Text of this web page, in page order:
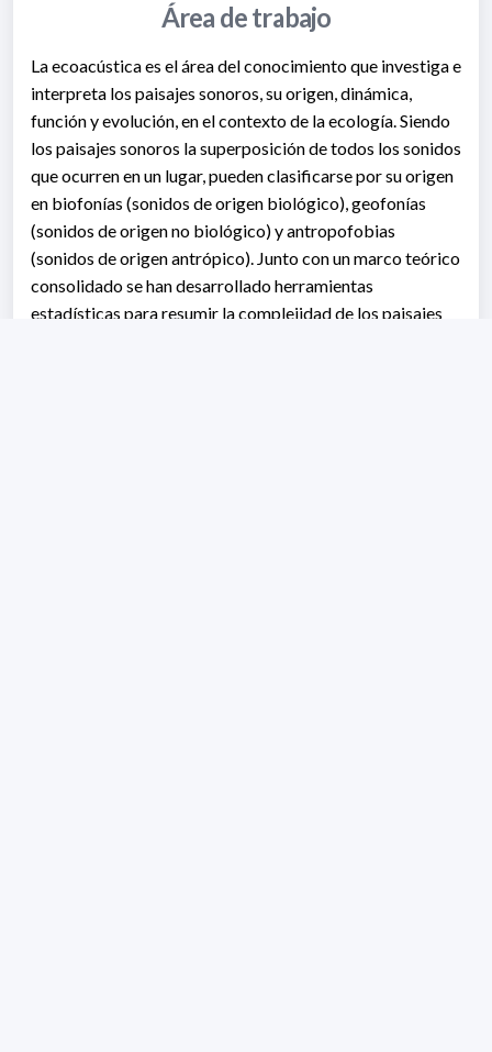
Área de trabajo
La ecoacústica es el área del conocimiento que investiga e
interpreta los paisajes sonoros, su origen, dinámica,
función y evolución, en el contexto de la ecología. Siendo
los paisajes sonoros la superposición de todos los sonidos
que ocurren en un lugar, pueden clasificarse por su origen
en biofonías (sonidos de origen biológico), geofonías
(sonidos de origen no biológico) y antropofobias
(sonidos de origen antrópico). Junto con un marco teórico
consolidado se han desarrollado herramientas
estadísticas para resumir la complejidad de los paisajes